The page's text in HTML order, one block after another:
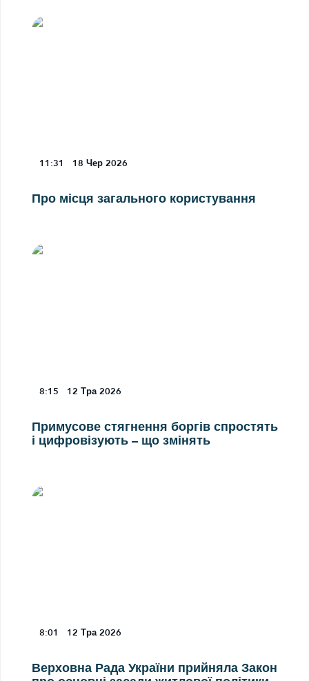
11:31 18 Чер 2026
Про місця загального користування
8:15 12 Тра 2026
Примусове стягнення боргів спростять
і цифровізують – що змінять
8:01 12 Тра 2026
Верховна Рада України прийняла Закон